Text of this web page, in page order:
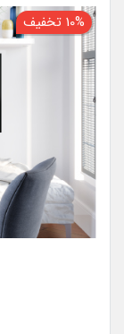
10% تخفیف